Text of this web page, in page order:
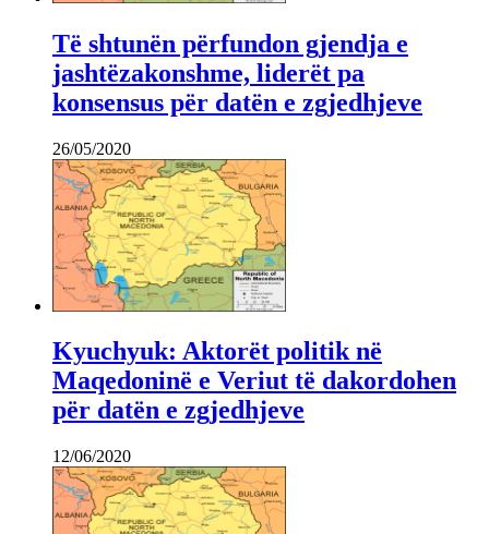
Të shtunën përfundon gjendja e
jashtëzakonshme, liderët pa
konsensus për datën e zgjedhjeve
26/05/2020
Kyuchyuk: Aktorët politik në
Maqedoninë e Veriut të dakordohen
për datën e zgjedhjeve
12/06/2020